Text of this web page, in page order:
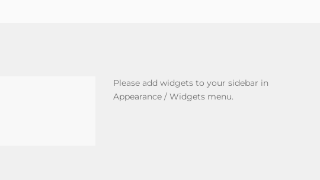
Please add widgets to your sidebar in
Appearance / Widgets menu.